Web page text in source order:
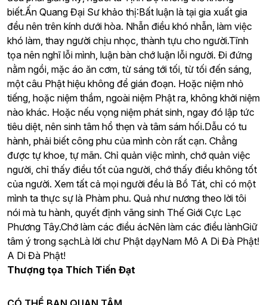
biết.Ấn Quang Đại Sư khảo thị:Bất luận là tại gia xuất gia
đều nên trên kính dưới hòa. Nhẫn điều khó nhẫn, làm việc
khó làm, thay người chịu nhọc, thành tựu cho người.Tĩnh
tọa nên nghĩ lỗi mình, luận bàn chớ luận lỗi người. Đi đứng
nằm ngồi, mặc áo ăn cơm, từ sáng tới tối, từ tối đến sáng,
một câu Phật hiệu không để gián đoạn. Hoặc niệm nhỏ
tiếng, hoặc niệm thầm, ngoài niệm Phật ra, không khởi niệm
nào khác. Hoặc nếu vọng niệm phát sinh, ngay đó lập tức
tiêu diệt, nên sinh tâm hổ thẹn và tâm sám hối.Dẫu có tu
hành, phải biết công phu của mình còn rất cạn. Chẳng
được tự khoe, tự mãn. Chỉ quản việc mình, chớ quản việc
người, chỉ thấy điều tốt của người, chớ thấy điều không tốt
của người. Xem tất cả mọi người đều là Bồ Tát, chỉ có một
mình ta thực sự là Phàm phu. Quả như nương theo lời tôi
nói mà tu hành, quyết định vãng sinh Thế Giới Cực Lạc
Phương Tây.Chớ làm các điều ácNên làm các điều lànhGiữ
tâm ý trong sạchLà lời chư Phật dạyNam Mô A Di Đà Phật!
A Di Đà Phật!
Thượng tọa Thích Tiến Đạt